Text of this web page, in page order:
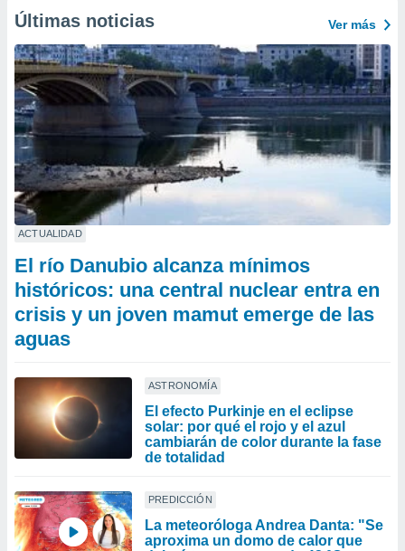
Últimas noticias Ver más
ACTUALIDAD
El río Danubio alcanza mínimos
históricos: una central nuclear entra en
crisis y un joven mamut emerge de las
aguas
ASTRONOMÍA
El efecto Purkinje en el eclipse
solar: por qué el rojo y el azul
cambiarán de color durante la fase
de totalidad
PREDICCIÓN
La meteoróloga Andrea Danta: "Se
aproxima un domo de calor que